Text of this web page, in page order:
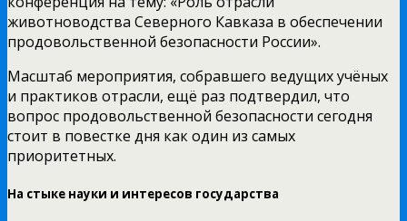
животноводства Северного Кавказа в обеспечении
продовольственной безопасности России».
Масштаб мероприятия, собравшего ведущих учёных
и практиков отрасли, ещё раз подтвердил, что
вопрос продовольственной безопасности сегодня
стоит в повестке дня как один из самых
приоритетных.
На стыке науки и интересов государства